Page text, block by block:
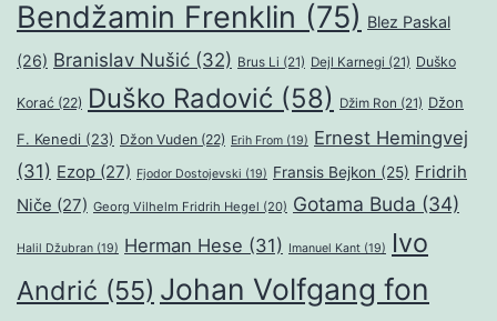
Bendžamin Frenklin (75) Blez Paskal
(26) Branislav Nušić (32) Brus Li (21) Dejl Karnegi (21) Duško
Korać (22) Duško Radović (58) Džim Ron (21) Džon
F. Kenedi (23) Džon Vuden (22) Erih From (19) Ernest Hemingvej
(31) Ezop (27) Fjodor Dostojevski (19) Fransis Bejkon (25) Fridrih
Niče (27) Georg Vilhelm Fridrih Hegel (20) Gotama Buda (34)
Halil Džubran (19) Herman Hese (31) Imanuel Kant (19)
Ivo
Andrić (55) Johan Volfgang fon